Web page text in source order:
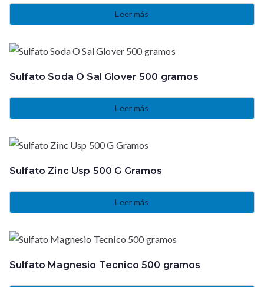
Leer más
Sulfato Soda O Sal Glover 500 gramos
Leer más
Sulfato Zinc Usp 500 G Gramos
Leer más
Sulfato Magnesio Tecnico 500 gramos